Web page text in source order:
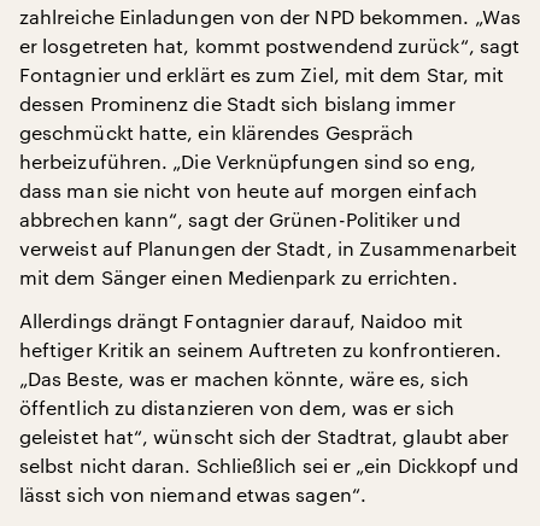
zahlreiche Einladungen von der NPD bekommen. „Was
er losgetreten hat, kommt postwendend zurück“, sagt
Fontagnier und erklärt es zum Ziel, mit dem Star, mit
dessen Prominenz die Stadt sich bislang immer
geschmückt hatte, ein klärendes Gespräch
herbeizuführen. „Die Verknüpfungen sind so eng,
dass man sie nicht von heute auf morgen einfach
abbrechen kann“, sagt der Grünen-Politiker und
verweist auf Planungen der Stadt, in Zusammenarbeit
mit dem Sänger einen Medienpark zu errichten.
Allerdings drängt Fontagnier darauf, Naidoo mit
heftiger Kritik an seinem Auftreten zu konfrontieren.
„Das Beste, was er machen könnte, wäre es, sich
öffentlich zu distanzieren von dem, was er sich
geleistet hat“, wünscht sich der Stadtrat, glaubt aber
selbst nicht daran. Schließlich sei er „ein Dickkopf und
lässt sich von niemand etwas sagen“.